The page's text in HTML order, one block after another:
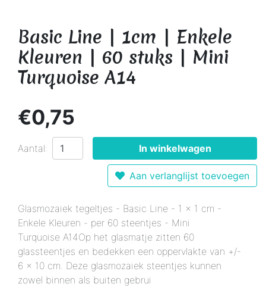
Basic Line | 1cm | Enkele
Kleuren | 60 stuks | Mini
Turquoise A14
€0,75
Aantal: In winkelwagen
Aan verlanglijst toevoegen
Glasmozaiek tegeltjes - Basic Line - 1 x 1 cm -
Enkele Kleuren - per 60 steentjes - Mini
Turquoise A14Op het glasmatje zitten 60
glassteentjes en bedekken een oppervlakte van +/-
6 x 10 cm. Deze glasmozaiek steentjes kunnen
zowel binnen als buiten gebrui